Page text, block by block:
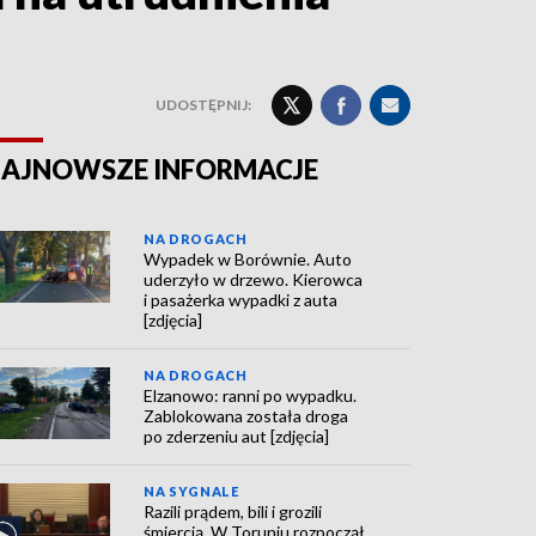
UDOSTĘPNIJ:
INFORMACJE
NA DROGACH
Wypadek w Borównie. Auto
uderzyło w drzewo. Kierowca
i pasażerka wypadki z auta
[zdjęcia]
NA DROGACH
Elzanowo: ranni po wypadku.
Zablokowana została droga
po zderzeniu aut [zdjęcia]
NA SYGNALE
Razili prądem, bili i grozili
śmiercią. W Toruniu rozpoczął